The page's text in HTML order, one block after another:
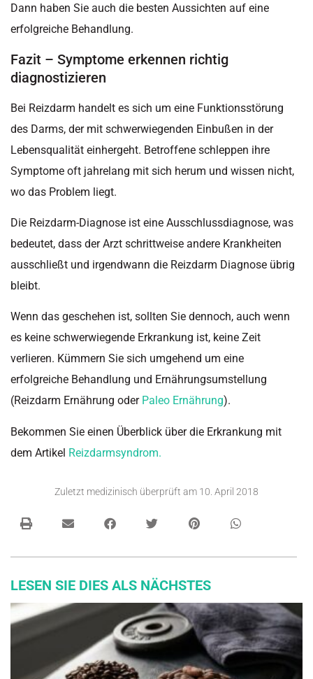
Dann haben Sie auch die besten Aussichten auf eine
erfolgreiche Behandlung.
Fazit – Symptome erkennen richtig
diagnostizieren
Bei Reizdarm handelt es sich um eine Funktionsstörung
des Darms, der mit schwerwiegenden Einbußen in der
Lebensqualität einhergeht. Betroffene schleppen ihre
Symptome oft jahrelang mit sich herum und wissen nicht,
wo das Problem liegt.
Die Reizdarm-Diagnose ist eine Ausschlussdiagnose, was
bedeutet, dass der Arzt schrittweise andere Krankheiten
ausschließt und irgendwann die Reizdarm Diagnose übrig
bleibt.
Wenn das geschehen ist, sollten Sie dennoch, auch wenn
es keine schwerwiegende Erkrankung ist, keine Zeit
verlieren. Kümmern Sie sich umgehend um eine
erfolgreiche Behandlung und Ernährungsumstellung
(Reizdarm Ernährung oder Paleo Ernährung).
Bekommen Sie einen Überblick über die Erkrankung mit
dem Artikel Reizdarmsyndrom.
Zuletzt medizinisch überprüft am 10. April 2018
LESEN SIE DIES ALS NÄCHSTES